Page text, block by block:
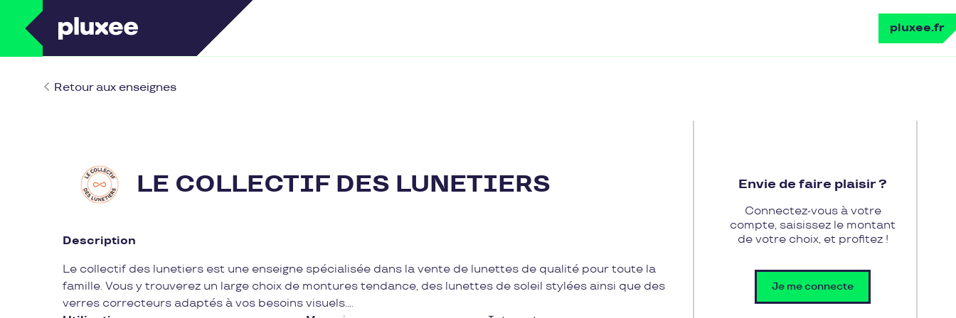
pluxee.fr
Retour aux enseignes
LE COLLECTIF DES LUNETIERS
Description
Le collectif des lunetiers est une enseigne spécialisée dans la vente de lunettes de qualité pour toute la
famille. Vous y trouverez un large choix de montures tendance, des lunettes de soleil stylées ainsi que des
verres correcteurs adaptés à vos besoins visuels.
Envie de faire plaisir ?
Connectez-vous à votre
compte, saisissez le montant
de votre choix, et profitez !
Je me connecte